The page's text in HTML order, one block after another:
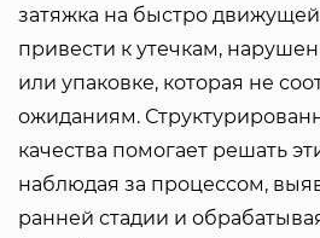
затяжка на быстро
привести к утечкам,
или упаковке, которая не
ожиданиям.
качества помогает решать
наблюдая за процессом,
ранней стадии и